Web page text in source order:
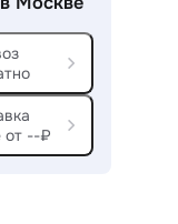
от --₽